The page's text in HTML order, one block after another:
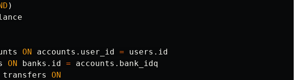
)
ON accounts . user_id = users . id
ON banks . id = accounts . bank_idq
transfers
ON